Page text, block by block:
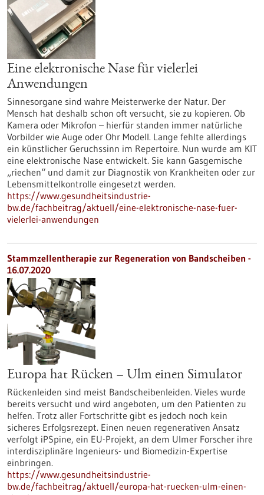
Eine elektronische Nase für vielerlei
Anwendungen
Sinnesorgane sind wahre Meisterwerke der Natur. Der
Mensch hat deshalb schon oft versucht, sie zu kopieren. Ob
Kamera oder Mikrofon – hierfür standen immer natürliche
Vorbilder wie Auge oder Ohr Modell. Lange fehlte allerdings
ein künstlicher Geruchssinn im Repertoire. Nun wurde am KIT
eine elektronische Nase entwickelt. Sie kann Gasgemische
„riechen“ und damit zur Diagnostik von Krankheiten oder zur
Lebensmittelkontrolle eingesetzt werden.
https://www.gesundheitsindustrie-
bw.de/fachbeitrag/aktuell/eine-elektronische-nase-fuer-
vielerlei-anwendungen
Stammzellentherapie zur Regeneration von Bandscheiben -
16.07.2020
Europa hat Rücken – Ulm einen Simulator
Rückenleiden sind meist Bandscheibenleiden. Vieles wurde
bereits versucht und wird angeboten, um den Patienten zu
helfen. Trotz aller Fortschritte gibt es jedoch noch kein
sicheres Erfolgsrezept. Einen neuen regenerativen Ansatz
verfolgt iPSpine, ein EU-Projekt, an dem Ulmer Forscher ihre
interdisziplinäre Ingenieurs- und Biomedizin-Expertise
einbringen.
https://www.gesundheitsindustrie-
bw.de/fachbeitrag/aktuell/europa-hat-ruecken-ulm-einen-